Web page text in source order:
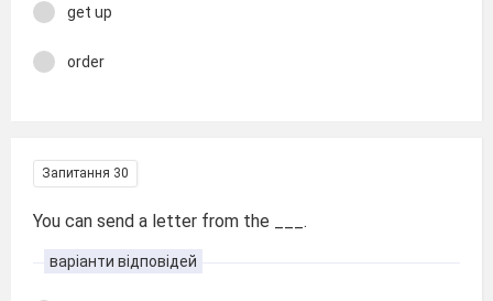
get up
order
Запитання 30
You can send a letter from the ___.
варіанти відповідей